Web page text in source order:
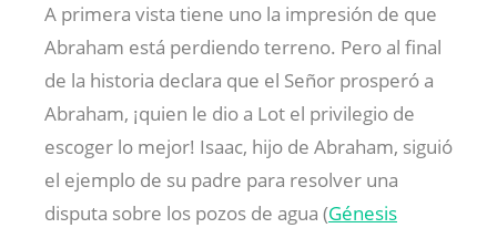
A primera vista tiene uno la impresión de que
Abraham está perdiendo terreno. Pero al final
de la historia declara que el Señor prosperó a
Abraham, ¡quien le dio a Lot el privilegio de
escoger lo mejor! Isaac, hijo de Abraham, siguió
el ejemplo de su padre para resolver una
disputa sobre los pozos de agua (Génesis